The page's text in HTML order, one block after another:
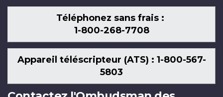
Téléphonez sans frais :
1-800-268-7708
Appareil téléscripteur (ATS) : 1-800-567-
5803